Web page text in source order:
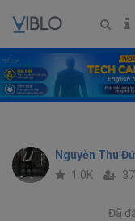
Nguyễn Thu
1.0K 37
Đã